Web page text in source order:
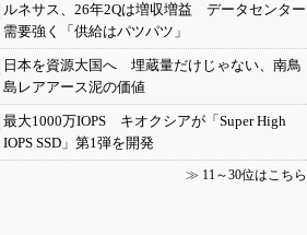
ルネサス、26年2Qは増収増益 データセンター
需要強く「供給はパツパツ」
日本を資源大国へ 埋蔵量だけじゃない、南鳥
島レアアース泥の価値
最大1000万IOPS キオクシアが「Super High
IOPS SSD」第1弾を開発
≫ 11～30位はこちら